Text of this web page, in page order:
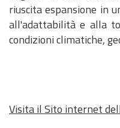
riuscita espansione in
all'adattabilità e alla
condizioni climatiche,
Visita il Sito internet